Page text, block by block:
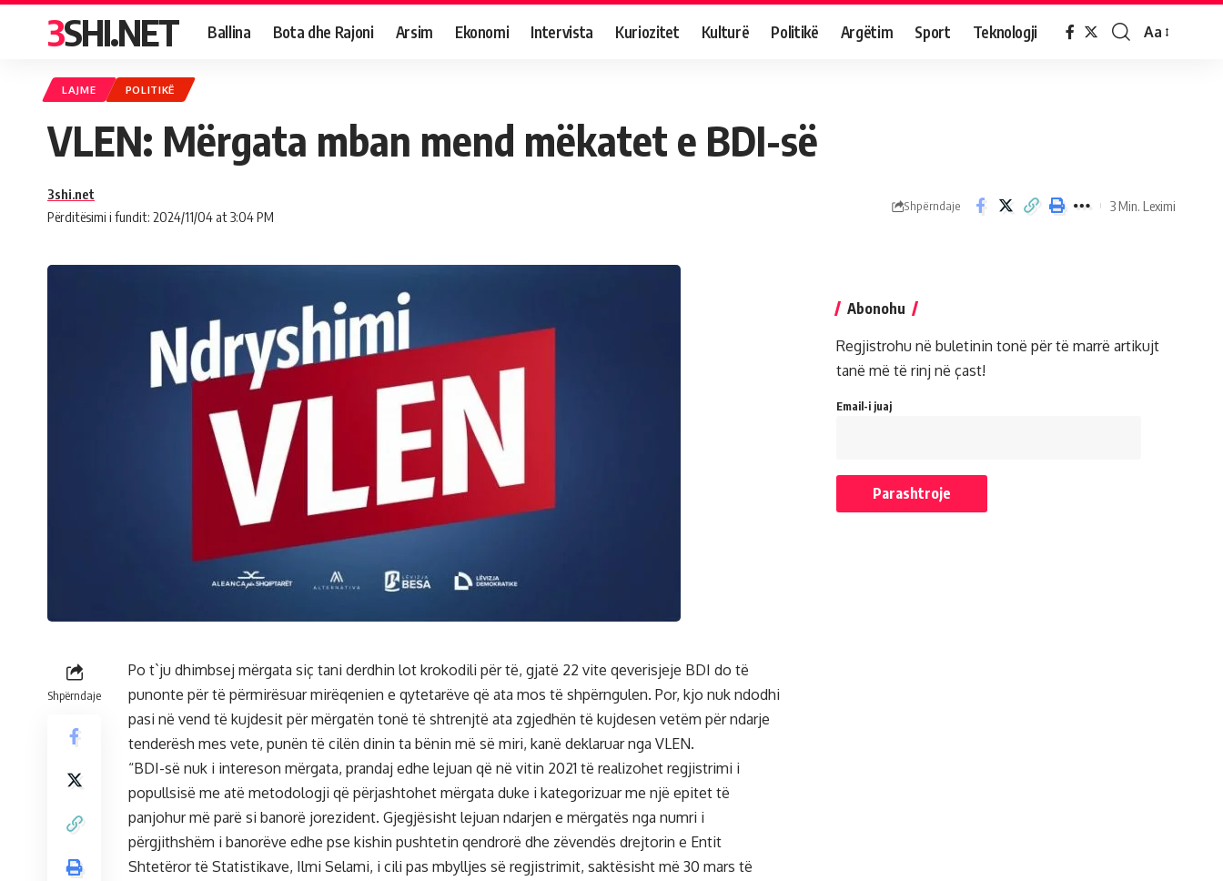
3SHI.NET Ballina Bota dhe Rajoni Arsim Ekonomi Intervista Kuriozitet Kulturë Politikë Argëtim Sport Teknologji Aa
LAJME POLITIKË
VLEN: Mërgata mban mend mëkatet e BDI-së
Përditësimi i fundit: 2024/11/04 at 3:04 PM
3shi.net
Shpërndaje 3 Min. Leximi
Shpërndaje
Po t`ju dhimbsej mërgata siç tani derdhin lot krokodili për të, gjatë 22 vite qeverisjeje BDI do të
punonte për të përmirësuar mirëqenien e qytetarëve që ata mos të shpërngulen. Por, kjo nuk ndodhi
pasi në vend të kujdesit për mërgatën tonë të shtrenjtë ata zgjedhën të kujdesen vetëm për ndarje
tenderësh mes vete, punën të cilën dinin ta bënin më së miri, kanë deklaruar nga VLEN.
“BDI-së nuk i intereson mërgata, prandaj edhe lejuan që në vitin 2021 të realizohet regjistrimi i
popullsisë me atë metodologji që përjashtohet mërgata duke i kategorizuar me një epitet të
panjohur më parë si banorë jorezident. Gjegjësisht lejuan ndarjen e mërgatës nga numri i
përgjithshëm i banorëve edhe pse kishin pushtetin qendrorë dhe zëvendës drejtorin e Entit
Shtetëror të Statistikave, Ilmi Selami, i cili pas mbylljes së regjistrimit, saktësisht më 30 mars të
Abonohu
Regjistrohu në buletinin tonë për të marrë artikujt
tanë më të rinj në çast!
Email-i juaj